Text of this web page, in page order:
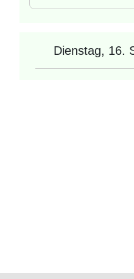
Dienstag, 16.